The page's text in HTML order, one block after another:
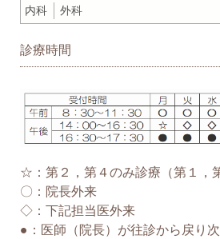
内科 外科
診療時間
☆：第２，第４のみ診療（第１，
〇：院長外来
◇：下記担当医外来
●：医師（院長）が往診から戻り